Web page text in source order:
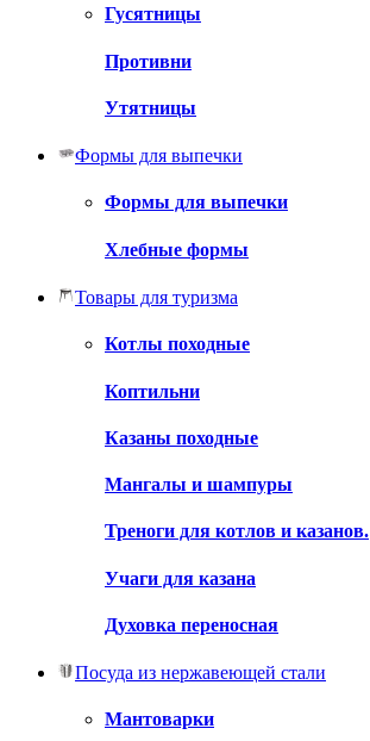
Гусятницы
Противни
Утятницы
Формы для выпечки
Формы для выпечки
Хлебные формы
Товары для туризма
Котлы походные
Коптильни
Казаны походные
Мангалы и шампуры
Треноги для котлов и казанов.
Учаги для казана
Духовка переносная
Посуда из нержавеющей стали
Мантоварки